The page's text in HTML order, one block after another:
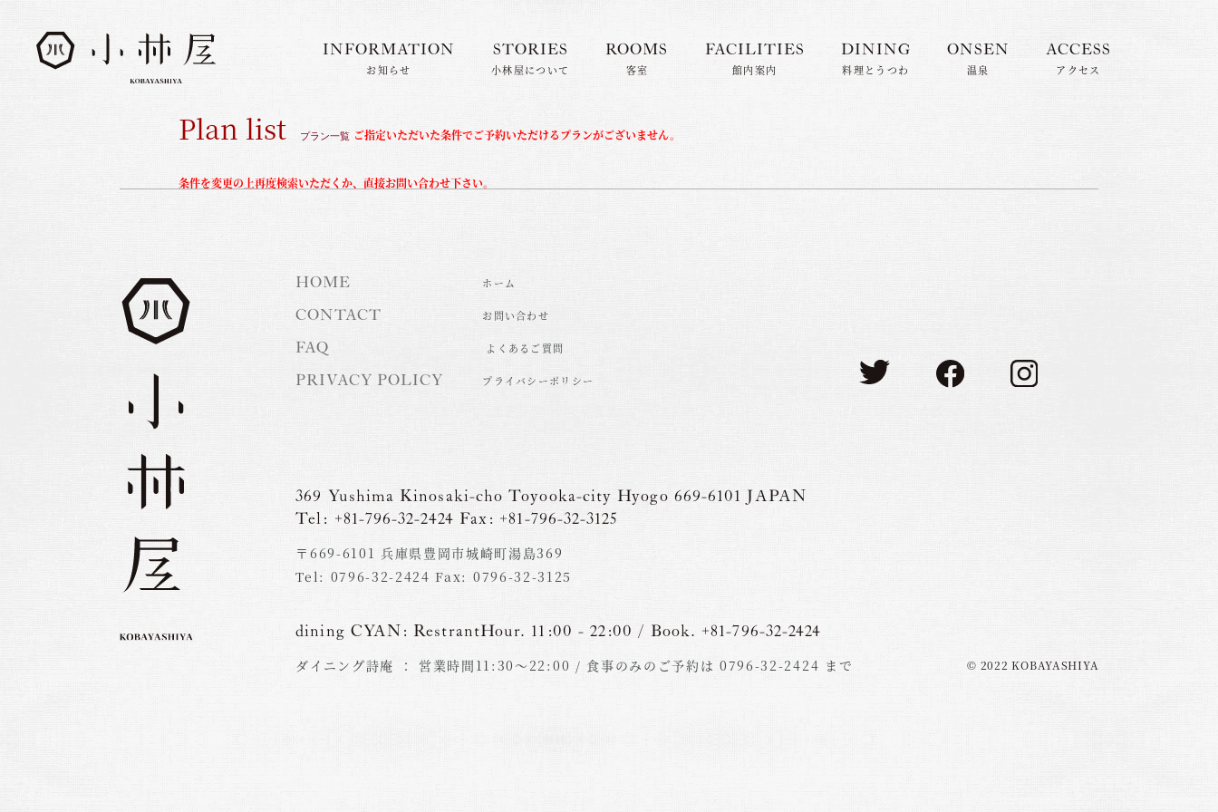
小林屋について
客室
温泉
INFORMATION
お知らせ
STORIES
小林屋について
ROOMS
客室
FACILITIES
館内案内
DINING
料理とうつわ
ONSEN
温泉
ACCESS
アクセス
Plan list プラン一覧 ご指定いただいた条件でご予約いただけるプランがございません。
条件を変更の上再度検索いただくか、直接お問い合わせ下さい。
HOME ホーム
CONTACT お問い合わせ
FAQ よくあるご質問
PRIVACY POLICY プライバシーポリシー
369 Yushima Kinosaki-cho Toyooka-city Hyogo 669-6101 JAPAN
Tel: +81-796-32-2424 Fax: +81-796-32-3125
〒669-6101 兵庫県豊岡市城崎町湯島369
Tel: 0796-32-2424 Fax: 0796-32-3125
dining CYAN:RestrantHour. 11:00 - 22:00 / Book. +81-796-32-2424
ダイニング詩庵 ： 営業時間11:30〜22:00 / 食事のみのご予約は 0796-32-2424 まで © 2022 KOBAYASHIYA